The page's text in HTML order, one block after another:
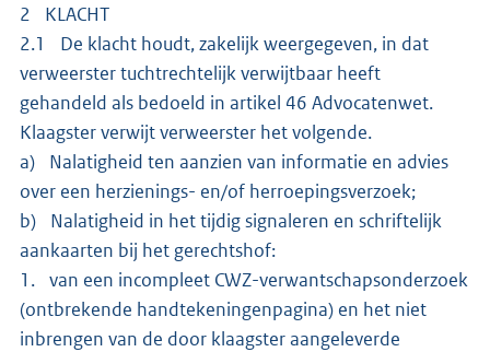
2 KLACHT
2.1 De klacht houdt, zakelijk weergegeven, in dat
verweerster tuchtrechtelijk verwijtbaar heeft
gehandeld als bedoeld in artikel 46 Advocatenwet.
Klaagster verwijt verweerster het volgende.
a) Nalatigheid ten aanzien van informatie en advies
over een herzienings- en/of herroepingsverzoek;
b) Nalatigheid in het tijdig signaleren en schriftelijk
aankaarten bij het gerechtshof:
1. van een incompleet CWZ-verwantschapsonderzoek
(ontbrekende handtekeningenpagina) en het niet
inbrengen van de door klaagster aangeleverde